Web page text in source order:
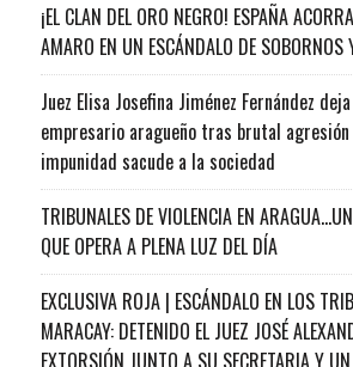
¡EL CLAN DEL ORO NEGRO! ESPAÑA
AMARO EN UN ESCÁNDALO DE SOBORNOS
Juez Elisa Josefina Jiménez Fernández
empresario aragueño tras brutal agresión
impunidad sacude a la sociedad
TRIBUNALES DE VIOLENCIA EN
QUE OPERA A PLENA LUZ DEL DÍA
EXCLUSIVA ROJA | ESCÁNDALO EN LOS
MARACAY: DETENIDO EL JUEZ JOSÉ
EXTORSIÓN JUNTO A SU SECRETARIA Y